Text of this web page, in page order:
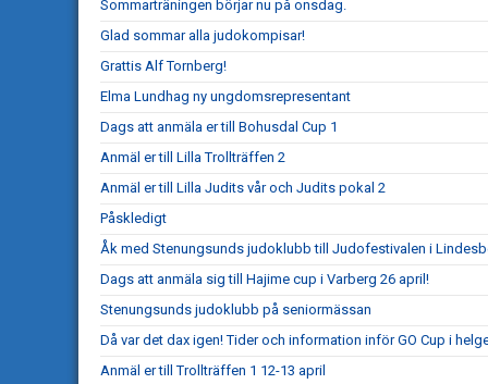
Sommarträningen börjar nu på onsdag.
Glad sommar alla judokompisar!
Grattis Alf Tornberg!
Elma Lundhag ny ungdomsrepresentant
Dags att anmäla er till Bohusdal Cup 1
Anmäl er till Lilla Trollträffen 2
Anmäl er till Lilla Judits vår och Judits pokal 2
Påskledigt
Åk med Stenungsunds judoklubb till Judofestivalen i
Dags att anmäla sig till Hajime cup i Varberg 26 april!
Stenungsunds judoklubb på seniormässan
Då var det dax igen! Tider och information inför GO Cup i
Anmäl er till Trollträffen 1 12-13 april